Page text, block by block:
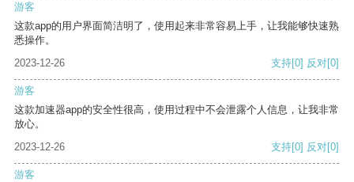
游客
这款app的用户界面简洁明了，使用起来非常容易上手，让我能够快速熟
悉操作。
2023-12-26
支持[0] 反对[0]
游客
这款加速器app的安全性很高，使用过程中不会泄露个人信息，让我非常
放心。
2023-12-26
支持[0] 反对[0]
游客